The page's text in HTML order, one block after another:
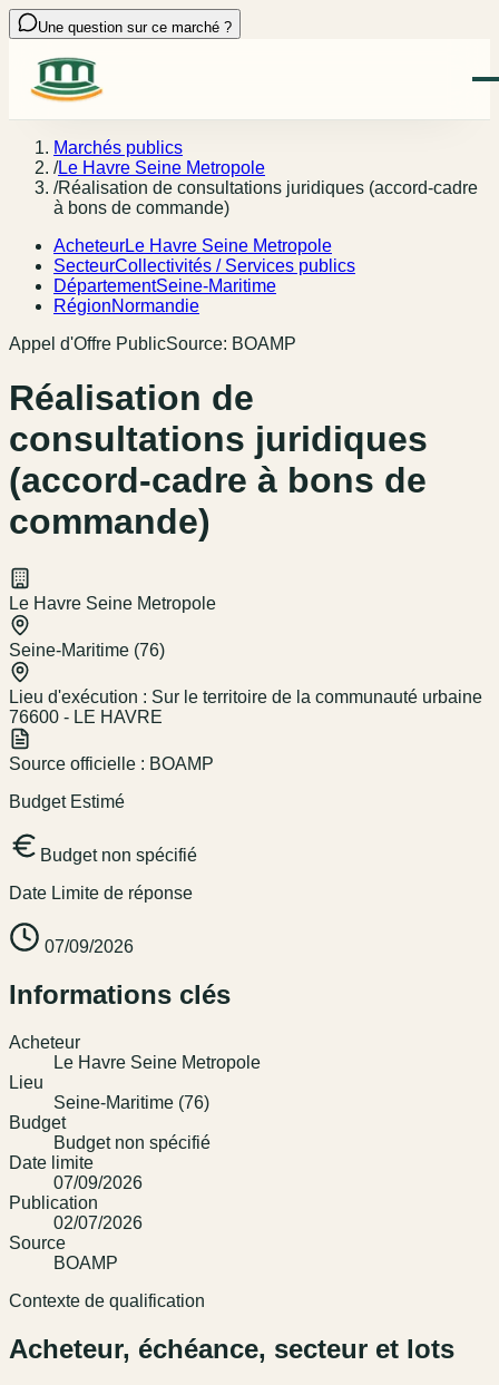
Une question sur ce marché ?
Marchés publics
/Le Havre Seine Metropole
/Réalisation de consultations juridiques (accord-cadre
à bons de commande)
AcheteurLe Havre Seine Metropole
SecteurCollectivités / Services publics
DépartementSeine-Maritime
RégionNormandie
Appel d'Offre PublicSource: BOAMP
Réalisation de
consultations juridiques
(accord-cadre à bons de
commande)
Le Havre Seine Metropole
Seine-Maritime (76)
Lieu d'exécution : Sur le territoire de la communauté urbaine
76600 - LE HAVRE
Source officielle : BOAMP
Budget Estimé
Budget non spécifié
Date Limite de réponse
07/09/2026
Informations clés
Acheteur
Le Havre Seine Metropole
Lieu
Seine-Maritime (76)
Budget
Budget non spécifié
Date limite
07/09/2026
Publication
02/07/2026
Source
BOAMP
Contexte de qualification
Acheteur, échéance, secteur et lots